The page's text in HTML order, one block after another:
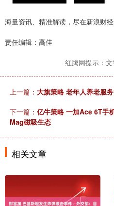
海量资讯、精准解读，尽在新浪财
责任编辑：高佳
红腾网提示：文
上一篇： 大旗策略 老年人养老服
下一篇： 亿牛策略 一加Ace 6T手
Mag磁吸生态
相关文章